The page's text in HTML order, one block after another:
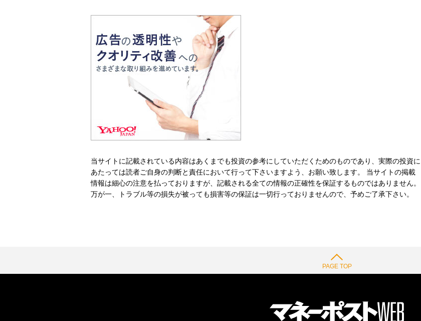
当サイトに記載されている内容はあくまでも投資の参考にしていただくためのものであり、実際の投資に
あたっては読者ご自身の判断と責任において行って下さいますよう、お願い致します。 当サイトの掲載
情報は細心の注意を払っておりますが、記載される全ての情報の正確性を保証するものではありません。
万が一、トラブル等の損失が被っても損害等の保証は一切行っておりませんので、予めご了承下さい。
PAGE TOP